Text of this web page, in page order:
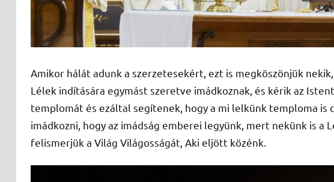
Amikor hálát adunk a szerzetesekért, ezt is megköszönjük
Lélek indítására egymást szeretve imádkoznak, és kérik az
templomát és ezáltal segítenek, hogy a mi lelkünk temploma is
imádkozni, hogy az imádság emberei legyünk, mert nekünk is a
felismerjük a Világ Világosságát, Aki eljött közénk.